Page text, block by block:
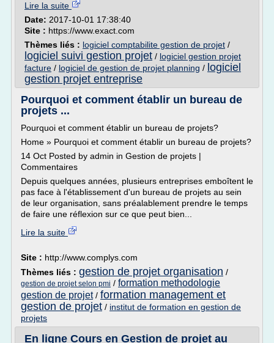
Lire la suite
Date: 2017-10-01 17:38:40
Site : https://www.exact.com
Thèmes liés : logiciel comptabilite gestion de projet /
logiciel suivi gestion projet / logiciel gestion projet
facture / logiciel de gestion de projet planning / logiciel
gestion projet entreprise
Pourquoi et comment établir un bureau de
projets ...
Pourquoi et comment établir un bureau de projets?
Home » Pourquoi et comment établir un bureau de projets?
14 Oct Posted by admin in Gestion de projets |
Commentaires
Depuis quelques années, plusieurs entreprises emboîtent le
pas face à l'établissement d'un bureau de projets au sein
de leur organisation, sans préalablement prendre le temps
de faire une réflexion sur ce que peut bien...
Lire la suite
Site : http://www.complys.com
Thèmes liés : gestion de projet organisation /
gestion de projet selon pmi / formation methodologie
gestion de projet/ formation management et
gestion de projet / institut de formation en gestion de
projets
En ligne Cours en Gestion de projet au